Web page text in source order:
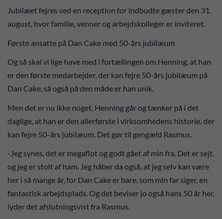
Jubilæet fejres ved en reception for indbudte gæster den 31.
august, hvor familie, venner og arbejdskolleger er inviteret.
Første ansatte på Dan Cake med 50-års jubilæum
Og så skal vi lige have med i fortællingen om Henning, at han
er den første medarbejder, der kan fejre 50-års jubilæum på
Dan Cake, så også på den måde er han unik.
Men det er nu ikke noget, Henning går og tænker på i det
daglige, at han er den allerførste i virksomhedens historie, der
kan fejre 50-års jubilæum. Det gør til gengæld Rasmus.
-Jeg synes, det er megaflot og godt gået af min fra. Det er sejt,
og jeg er stolt af ham. Jeg håber da også, at jeg selv kan være
her i så mange år, for Dan Cake er bare, som min far siger, en
fantastisk arbejdsplads. Og det beviser jo også hans 50 år her,
lyder det afslutningsvist fra Rasmus.